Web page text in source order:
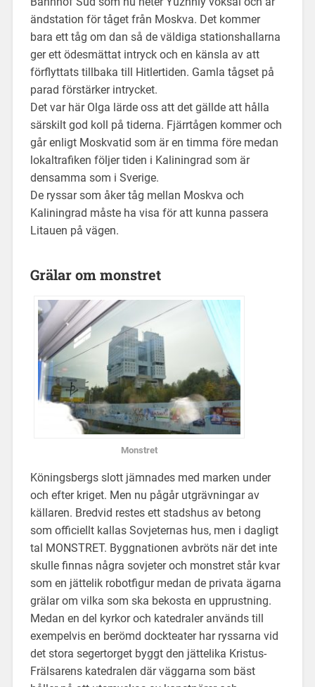
ändstation för tåget från Moskva. Det kommer
bara ett tåg om dan så de väldiga stationshallarna
ger ett ödesmättat intryck och en känsla av att
förflyttats tillbaka till Hitlertiden. Gamla tågset på
parad förstärker intrycket.
Det var här Olga lärde oss att det gällde att hålla
särskilt god koll på tiderna. Fjärrtågen kommer och
går enligt Moskvatid som är en timma före medan
lokaltrafiken följer tiden i Kaliningrad som är
densamma som i Sverige.
De ryssar som åker tåg mellan Moskva och
Kaliningrad måste ha visa för att kunna passera
Litauen på vägen.
Grälar om monstret
Monstret
Köningsbergs slott jämnades med marken under
och efter kriget. Men nu pågår utgrävningar av
källaren. Bredvid restes ett stadshus av betong
som officiellt kallas Sovjeternas hus, men i dagligt
tal MONSTRET. Byggnationen avbröts när det inte
skulle finnas några sovjeter och monstret står kvar
som en jättelik robotfigur medan de privata ägarna
grälar om vilka som ska bekosta en upprustning.
Medan en del kyrkor och katedraler används till
exempelvis en berömd dockteater har ryssarna vid
det stora segertorget byggt den jättelika Kristus-
Frälsarens katedralen där väggarna som bäst